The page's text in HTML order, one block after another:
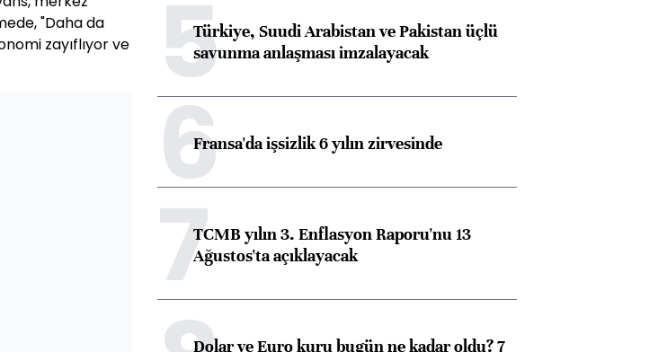
"Daha da
zayıflıyor ve
5Türkiye, Suudi Arabistan ve Pakistan üçlü
savunma anlaşması imzalayacak
6Fransa'da işsizlik 6 yılın zirvesinde
7TCMB yılın 3. Enflasyon Raporu'nu 13
Ağustos'ta açıklayacak
Dolar ve Euro kuru bugün ne kadar oldu? 7